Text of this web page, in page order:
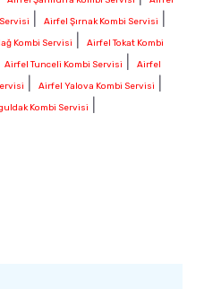
Airfel Şırnak Kombi Servisi
Kombi Servisi
Airfel Tokat Kombi
Airfel Tunceli Kombi Servisi
Airfel
Airfel Yalova Kombi Servisi
Kombi Servisi